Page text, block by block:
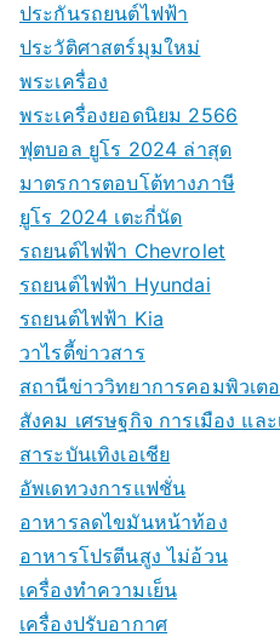
ประกันรถยนต์ไฟฟ้า
ประวัติศาสตร์มุมใหม่
พระเครื่อง
พระเครื่องยอดนิยม 2566
ฟุตบอล ยูโร 2024 ล่าสุด
มาตรการตอบโต้ทางภาษี
ยูโร 2024 เตะกี่นัด
รถยนต์ไฟฟ้า Chevrolet
รถยนต์ไฟฟ้า Hyundai
รถยนต์ไฟฟ้า Kia
วาไรตี้ข่าวสาร
สถานีข่าววิทยาการคอมพิวเต
สังคม เศรษฐกิจ การเมือง แ
สาระบันเทิงเอเชีย
อัพเดทวงการแฟชั่น
อาหารลดไขมันหน้าท้อง
อาหารโปรตีนสูง ไม่อ้วน
เครื่องทำความเย็น
เครื่องปรับอากาศ